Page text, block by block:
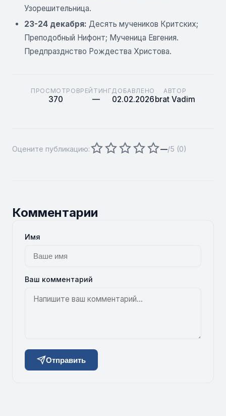
Узорешительница.
23-24 декабря: Десять мучеников Критских;
Преподобный Нифонт; Мученица Евгения.
Предпразднство Рождества Христова.
ПРОСМОТРОВ
370
РЕЙТИНГ
—
ДОБАВЛЕНО
02.02.2026
АВТОР
brat Vadim
Оцените публикацию: —/5 (0)
Комментарии
Имя
Ваш комментарий
Отправить